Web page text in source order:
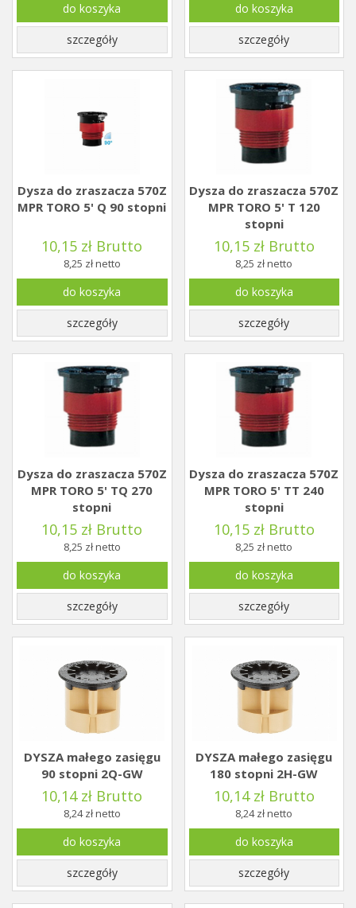
do koszyka
szczegóły
do koszyka
szczegóły
Dysza do zraszacza 570Z
MPR TORO 5' Q 90 stopni
10,15 zł Brutto
8,25 zł netto
do koszyka
szczegóły
Dysza do zraszacza 570Z
MPR TORO 5' T 120
stopni
10,15 zł Brutto
8,25 zł netto
do koszyka
szczegóły
Dysza do zraszacza 570Z
MPR TORO 5' TQ 270
stopni
10,15 zł Brutto
8,25 zł netto
do koszyka
szczegóły
Dysza do zraszacza 570Z
MPR TORO 5' TT 240
stopni
10,15 zł Brutto
8,25 zł netto
do koszyka
szczegóły
DYSZA małego zasięgu
90 stopni 2Q-GW
10,14 zł Brutto
8,24 zł netto
do koszyka
szczegóły
DYSZA małego zasięgu
180 stopni 2H-GW
10,14 zł Brutto
8,24 zł netto
do koszyka
szczegóły